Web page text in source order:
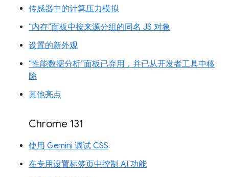
传感器中的计算压力模拟
“内存”面板中按来源分组的同名 JS 对象
设置的新外观
“性能数据分析”面板已弃用，并已从开发者工具中移
除
其他亮点
Chrome 131
使用 Gemini 调试 CSS
在专用设置标签页中控制 AI 功能